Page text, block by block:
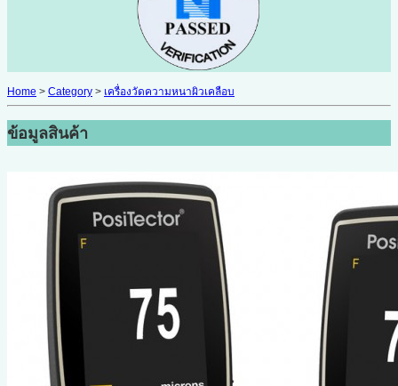
Home > Category > เครื่องวัดความหนาผิวเคลือบ
ข้อมูลสินค้า